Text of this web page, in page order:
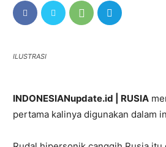
ILUSTRASI
INDONESIANupdate.id | RUSIA
pertama kalinya digunakan dalam